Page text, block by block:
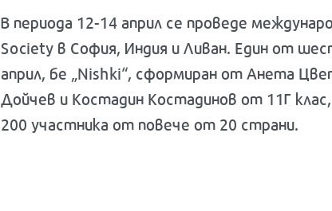
В периода 12-14 април се проведе
Society в София, Индия и Ливан. Един от
април, бе „Nishki“, сформиран от Анета
Дойчев и Костадин Костадинов от 11Г
200 участника от повече от 20 страни.